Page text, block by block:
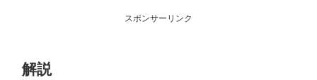
スポンサーリンク
解説